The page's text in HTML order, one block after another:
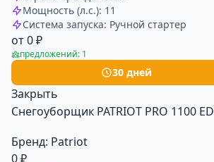
Мощность (л.с.): 11
Система запуска: Ручной стартер
от 0 ₽
предложений: 1
30 дней
Закрыть
Снегоуборщик PATRIOT PRO 1100 ED
Бренд: Patriot
0 ₽